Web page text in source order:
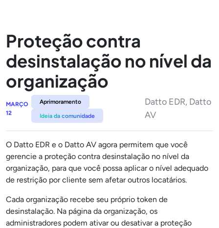
Proteção contra
desinstalação no nível da
organização
MARÇO
12
Aprimoramento
Ideia da comunidade
Datto EDR, Datto
AV
O Datto EDR e o Datto AV agora permitem que você
gerencie a proteção contra desinstalação no nível da
organização, para que você possa aplicar o nível adequado
de restrição por cliente sem afetar outros locatários.
Cada organização recebe seu próprio token de
desinstalação. Na página da organização, os
administradores podem ativar ou desativar a proteção